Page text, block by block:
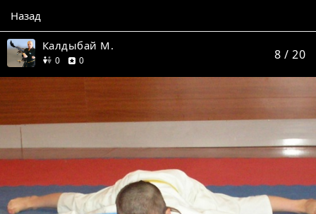
Назад
Калдыбай М.
0друзей
0отзывов 8 / 20